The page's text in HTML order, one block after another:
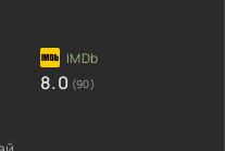
8.0 (90)